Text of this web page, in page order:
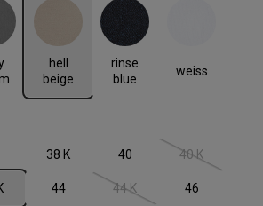
hell
beige
hell beige
rinse
blue
rinse blue
weiss
zurzeit nicht verfügbar.)
38 K 40 40 K(Diese Option
44 44 K(Diese Option ist zurzeit
46